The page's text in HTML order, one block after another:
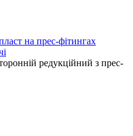
на прес-фітингах
редукційний з прес-